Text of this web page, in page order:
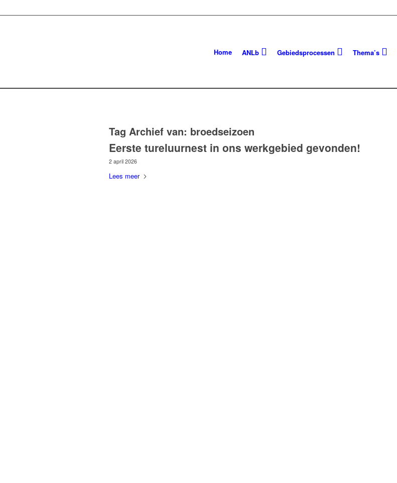
Home ANLb Gebiedsprocessen Thema’s
Tag Archief van: broedseizoen
Eerste tureluurnest in ons werkgebied gevonden!
2 april 2026
Lees meer